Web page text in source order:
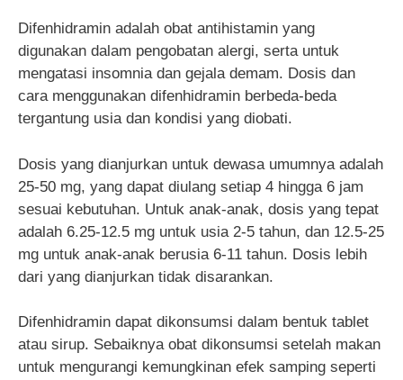
Difenhidramin adalah obat antihistamin yang
digunakan dalam pengobatan alergi, serta untuk
mengatasi insomnia dan gejala demam. Dosis dan
cara menggunakan difenhidramin berbeda-beda
tergantung usia dan kondisi yang diobati.
Dosis yang dianjurkan untuk dewasa umumnya adalah
25-50 mg, yang dapat diulang setiap 4 hingga 6 jam
sesuai kebutuhan. Untuk anak-anak, dosis yang tepat
adalah 6.25-12.5 mg untuk usia 2-5 tahun, dan 12.5-25
mg untuk anak-anak berusia 6-11 tahun. Dosis lebih
dari yang dianjurkan tidak disarankan.
Difenhidramin dapat dikonsumsi dalam bentuk tablet
atau sirup. Sebaiknya obat dikonsumsi setelah makan
untuk mengurangi kemungkinan efek samping seperti